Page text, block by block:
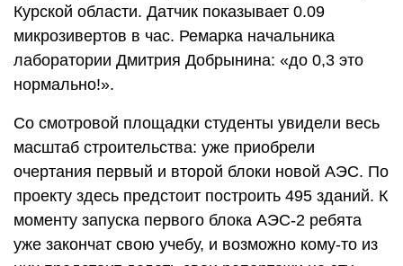
Курской области. Датчик показывает 0.09
микрозивертов в час. Ремарка начальника
лаборатории Дмитрия Добрынина: «до 0,3 это
нормально!».
Со смотровой площадки студенты увидели весь
масштаб строительства: уже приобрели
очертания первый и второй блоки новой АЭС. По
проекту здесь предстоит построить 495 зданий. К
моменту запуска первого блока АЭС-2 ребята
уже закончат свою учебу, и возможно кому-то из